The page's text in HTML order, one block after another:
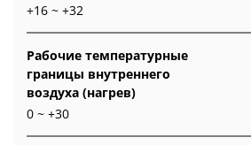
+16 ~ +32
Рабочие температурные
границы внутреннего
воздуха (нагрев)
0 ~ +30